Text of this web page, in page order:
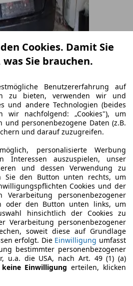
Cabriolet 2.0 16V Titanium
Cookies. Damit Sie
Sie brauchen.
Benutzererfahrung auf
zu bieten, verwenden wir und
und andere Technologien (beides
wir nachfolgend: „Cookies"), um
und personenbezogene Daten (z.B.
und darauf zuzugreifen.
personalisierte Werbung
Interessen auszuspielen, unser
und dessen Verwendung zu
Sie den Button unten rechts, um
Cookies und der
Verarbeitung personenbezogener
oder den Button unten links, um
hinsichtlich der Cookies zu
Verarbeitung personenbezogener
soweit diese auf Grundlage
erfolgt. Die Einwilligung umfasst
bestimmter personenbezogener
u.a. die USA, nach Art. 49 (1) (a)
keine Einwilligung erteilen, klicken